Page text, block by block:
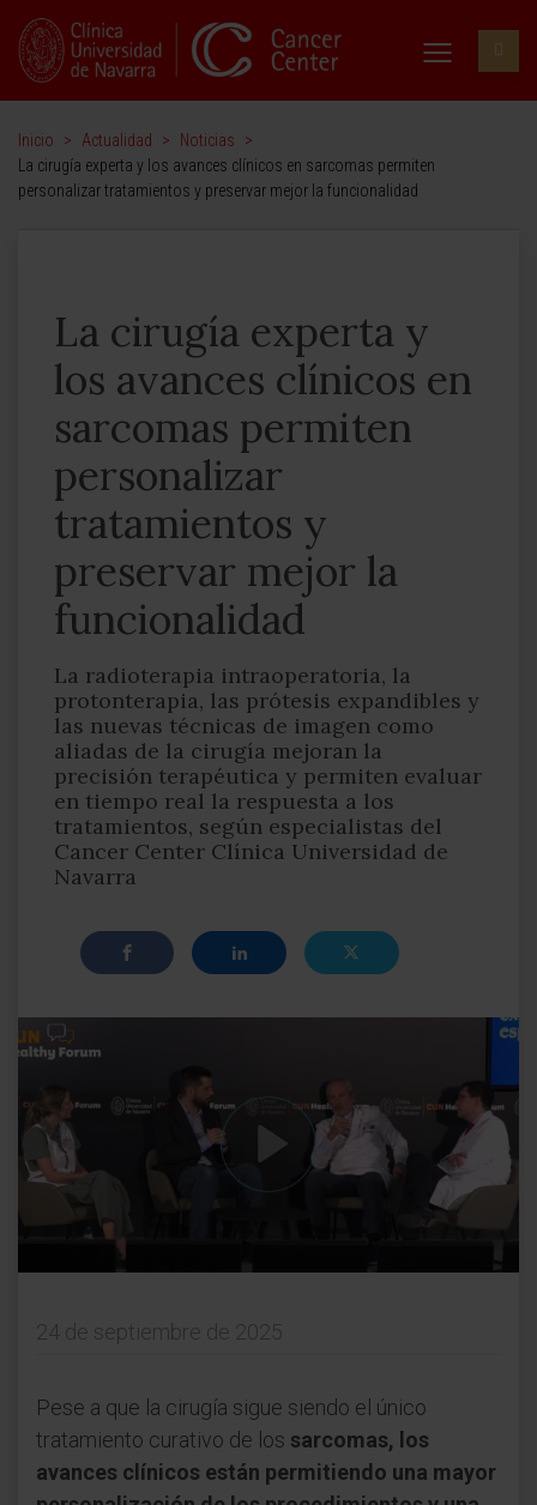
Inicio > Actualidad > Noticias
>
La cirugía experta y los avances clínicos en sarcomas permiten
personalizar tratamientos y preservar mejor la funcionalidad
La cirugía experta y
los avances clínicos en
sarcomas permiten
personalizar
tratamientos y
preservar mejor la
funcionalidad
La radioterapia intraoperatoria, la
protonterapia, las prótesis expandibles y
las nuevas técnicas de imagen como
aliadas de la cirugía mejoran la
precisión terapéutica y permiten evaluar
en tiempo real la respuesta a los
tratamientos, según especialistas del
Cancer Center Clínica Universidad de
Navarra
24 de septiembre de 2025
Pese a que la cirugía sigue siendo el único
tratamiento curativo de los sarcomas, los
avances clínicos están permitiendo una mayor